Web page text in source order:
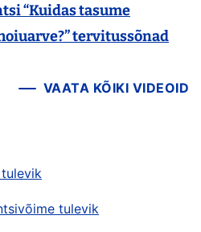
“Kuidas tasume
tervitussõnad
VAATA KÕIKI VIDEOID
tulevik